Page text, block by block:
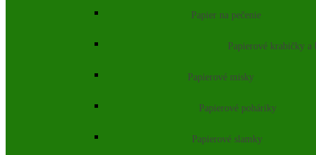
Papier na pečenie
Papierové krabičky a
Papierové misky
Papierové poháriky
Papierové slamky